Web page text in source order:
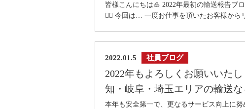
皆様こんにちは🎍 2022年最初の輸送報告ブ
🙇‍♂️ 今回は… 一度お仕事を頂いたお客様から
2022.01.5 社員ブログ
2022年もよろしくお願いいた
知・岐阜・埼玉エリアの輸送
本年も安全第一で、更なるサービス向上に